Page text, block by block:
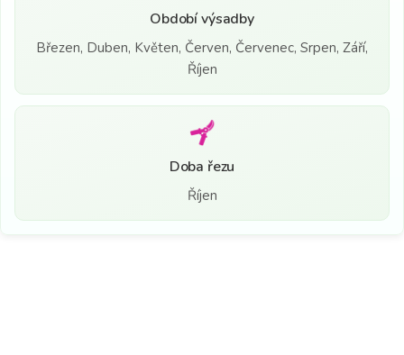
Období výsadby
Březen, Duben, Květen, Červen, Červenec, Srpen, Září,
Říjen
Doba řezu
Říjen